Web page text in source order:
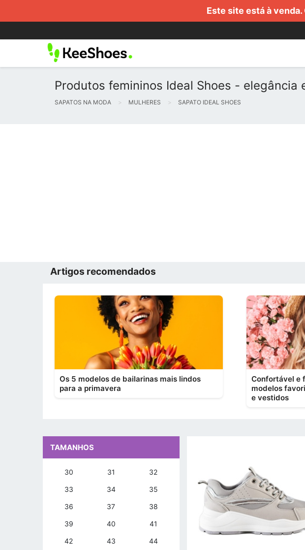
Este site está à
Produtos femininos Ideal Shoes - elegância
SAPATOS NA MODA MULHERES SAPATO IDEAL SHOES
Artigos recomendados
Os 5 modelos de bailarinas mais lindos
para a primavera
Confortável e
modelos
e vestidos
TAMANHOS
30 31 32
33 34 35
36 37 38
39 40 41
42 43 44